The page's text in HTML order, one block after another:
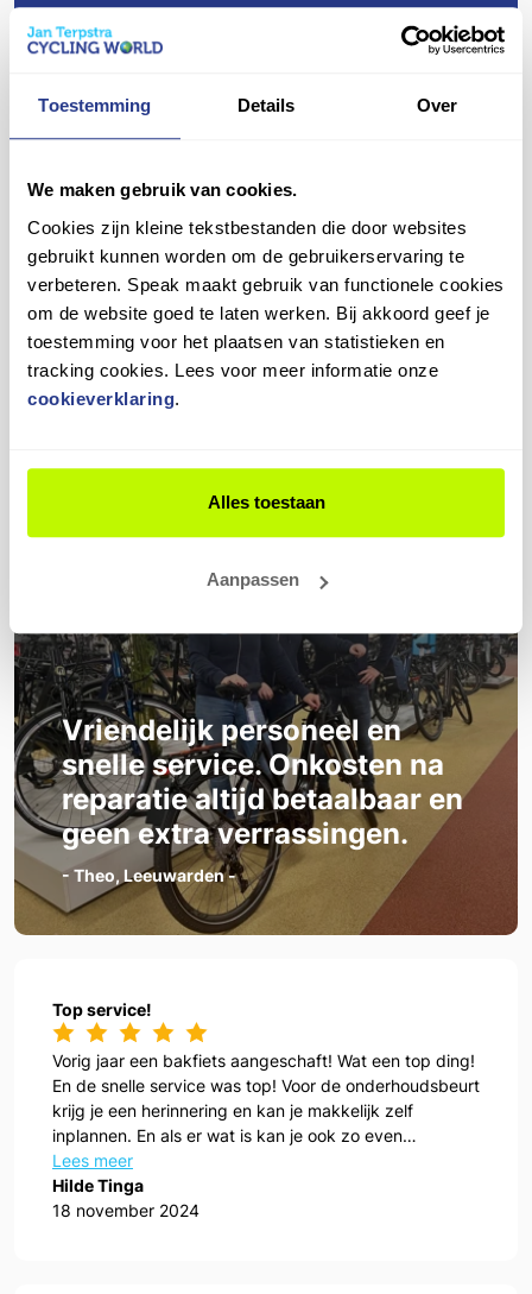
Toestemming Details Over
We maken gebruik van cookies.
Cookies zijn kleine tekstbestanden die door websites
gebruikt kunnen worden om de gebruikerservaring te
verbeteren. Speak maakt gebruik van functionele cookies
om de website goed te laten werken. Bij akkoord geef je
toestemming voor het plaatsen van statistieken en
tracking cookies. Lees voor meer informatie onze
cookieverklaring.
Alles toestaan
Aanpassen
veilig en comfortabel op pad!
Daarom bieden we een gratis eerste nastelbeurt
aan binnen een half jaar. Tijdens deze check
onderdelen opnieuw af, zodat alles weer soepel
Plan je afspraak eenvoudig in en blijf genieten van
Vragen over dit product?
Wat onze klanten zeggen
3 beoordelingenin de laatste 12 maanden
Vriendelijk personeel en
snelle service. Onkosten na
reparatie altijd betaalbaar en
geen extra verrassingen.
- Theo, Leeuwarden -
Top service!
Vorig jaar een bakfiets aangeschaft! Wat een top ding!
En de snelle service was top! Voor de onderhoudsbeurt
krijg je een herinnering en kan je makkelijk zelf
inplannen. En als er wat is kan je ook zo even
aanwippen!
Lees meer
Hilde Tinga
18 november 2024